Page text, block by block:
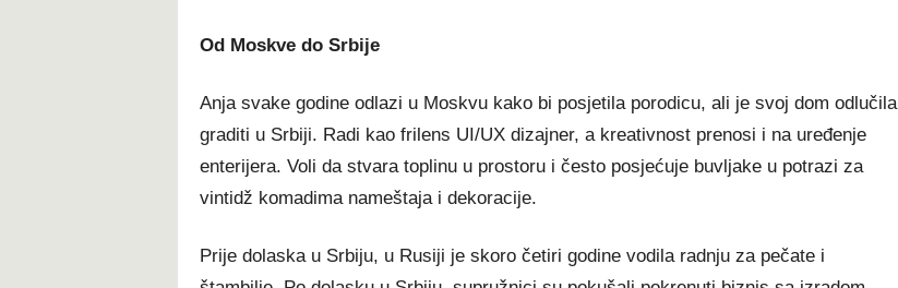
Od Moskve do Srbije
Anja svake godine odlazi u Moskvu kako bi posjetila porodicu, ali je svoj dom odlučila
graditi u Srbiji. Radi kao frilens UI/UX dizajner, a kreativnost prenosi i na uređenje
enterijera. Voli da stvara toplinu u prostoru i često posjećuje buvljake u potrazi za
vintidž komadima nameštaja i dekoracije.
Prije dolaska u Srbiju, u Rusiji je skoro četiri godine vodila radnju za pečate i